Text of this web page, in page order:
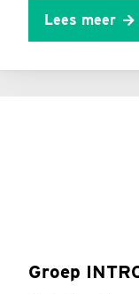
Lees meer
Groep